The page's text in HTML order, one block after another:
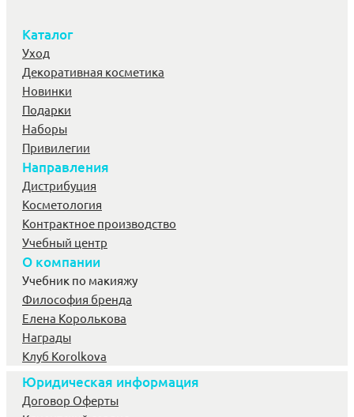
Каталог
Уход
Декоративная косметика
Новинки
Подарки
Наборы
Привилегии
Направления
Дистрибуция
Косметология
Контрактное производство
Учебный центр
О компании
Учебник по макияжу
Философия бренда
Елена Королькова
Награды
Клуб Korolkova
Юридическая информация
Договор Оферты